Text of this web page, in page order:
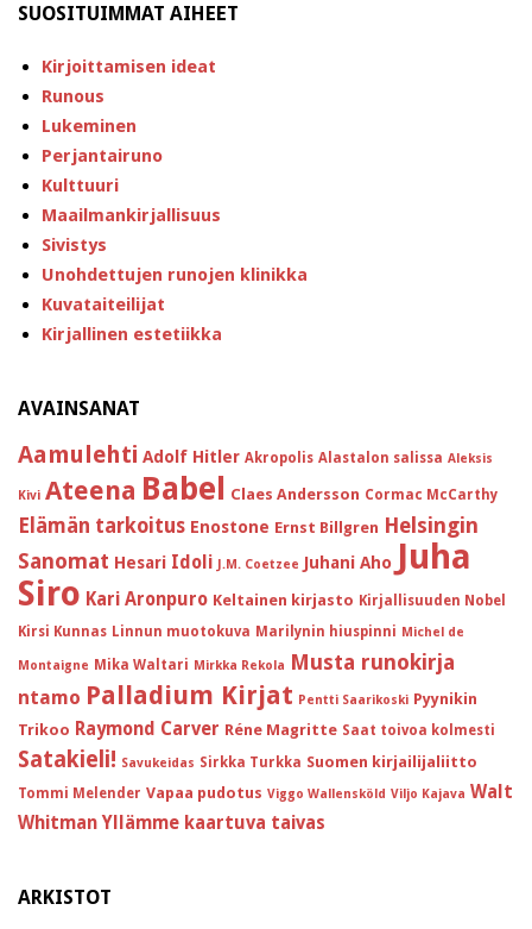
SUOSITUIMMAT AIHEET
Kirjoittamisen ideat
Runous
Lukeminen
Perjantairuno
Kulttuuri
Maailmankirjallisuus
Sivistys
Unohdettujen runojen klinikka
Kuvataiteilijat
Kirjallinen estetiikka
AVAINSANAT
Aamulehti Adolf Hitler Akropolis Alastalon salissa Aleksis
Kivi Ateena Babel Claes Andersson Cormac McCarthy
Elämän tarkoitus Enostone Ernst Billgren Helsingin
Sanomat Hesari Idoli J.M. Coetzee Juhani Aho Juha
Siro Kari Aronpuro Keltainen kirjasto Kirjallisuuden Nobel
Kirsi Kunnas Linnun muotokuva Marilynin hiuspinni Michel de
Montaigne Mika Waltari Mirkka Rekola Musta runokirja
ntamo Palladium Kirjat Pentti Saarikoski Pyynikin
Trikoo Raymond Carver Réne Magritte Saat toivoa kolmesti
Satakieli! Savukeidas Sirkka Turkka Suomen kirjailijaliitto
Tommi Melender Vapaa pudotus Viggo Wallensköld Viljo Kajava Walt
Whitman Yllämme kaartuva taivas
ARKISTOT